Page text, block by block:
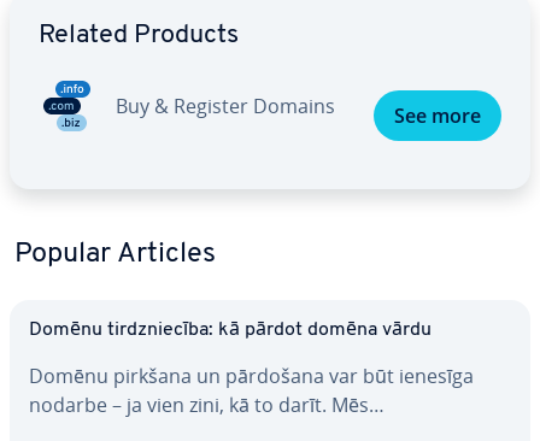
Related Products
Buy & Register Domains See more
Popular Articles
Domēnu tirdznie­cī­ba: kā pārdot domēna vārdu
Domēnu pirkšana un pārdošana var būt ienesīga
nodarbe – ja vien zini, kā to darīt. Mēs…